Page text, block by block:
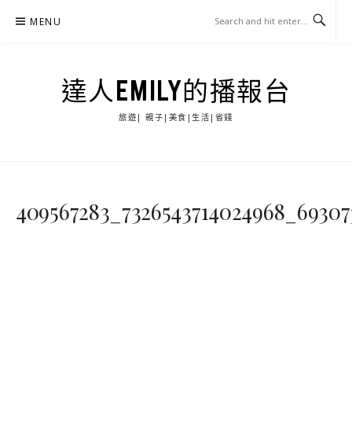
MENU
達人EMILY的播報台
旅遊| 親子|美食|生活|省錢